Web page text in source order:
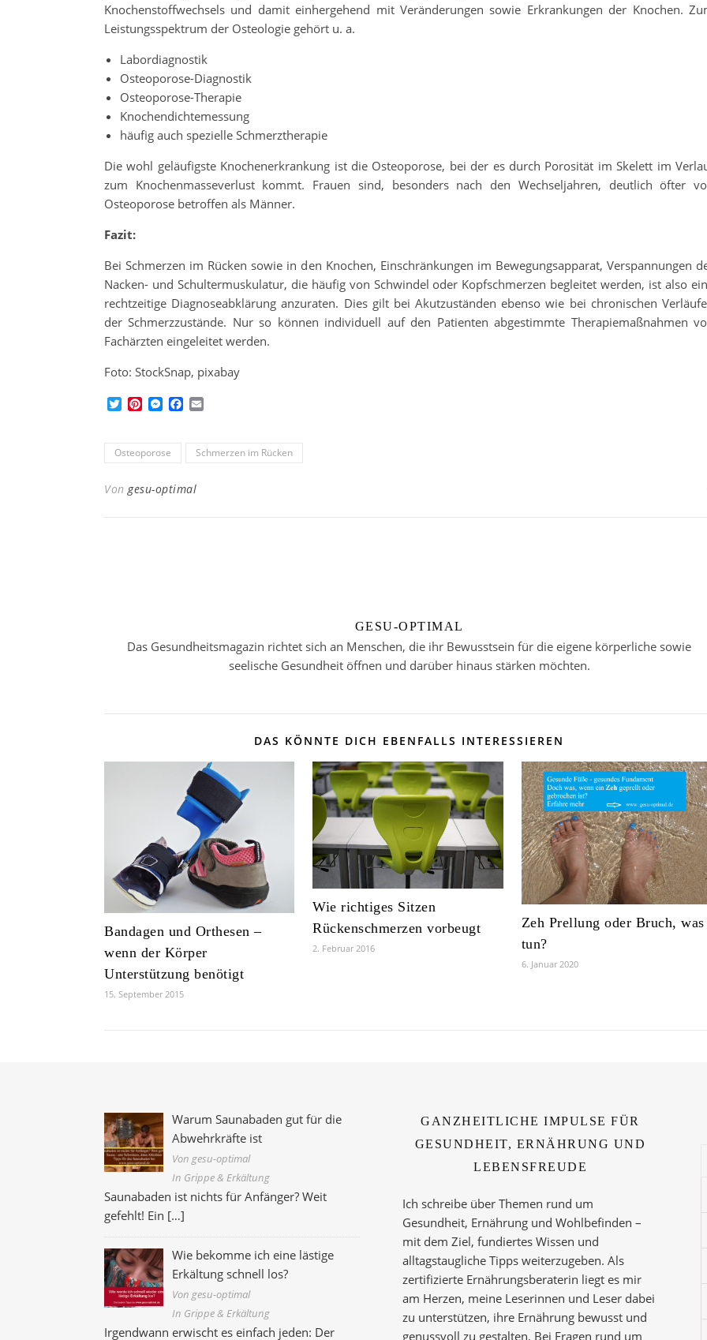
Knochenstoffwechsels und damit einhergehend mit Veränderungen sowie Erkrankungen der Knochen.
Leistungsspektrum der Osteologie gehört u. a.
Labordiagnostik
Osteoporose-Diagnostik
Osteoporose-Therapie
Knochendichtemessung
häufig auch spezielle Schmerztherapie
Die wohl geläufigste Knochenerkrankung ist die Osteoporose, bei der es durch Porosität im Skelett im
zum Knochenmasseverlust kommt. Frauen sind, besonders nach den Wechseljahren, deutlich öfter
Osteoporose betroffen als Männer.
Fazit:
Bei Schmerzen im Rücken sowie in den Knochen, Einschränkungen im Bewegungsapparat, Verspannungen
Nacken- und Schultermuskulatur, die häufig von Schwindel oder Kopfschmerzen begleitet werden, ist also
rechtzeitige Diagnoseabklärung anzuraten. Dies gilt bei Akutzuständen ebenso wie bei chronischen
der Schmerzzustände. Nur so können individuell auf den Patienten abgestimmte Therapiemaßnahmen
Fachärzten eingeleitet werden.
Foto: StockSnap, pixabay
TwitterPinterest
Messenger
Facebook
Osteoporose Schmerzen im Rücken
Von gesu-optimal
GESU-OPTIMAL
Das Gesundheitsmagazin richtet sich an Menschen, die ihr Bewusstsein für die eigene körperliche sowie
seelische Gesundheit öffnen und darüber hinaus stärken möchten.
DAS KÖNNTE DICH EBENFALLS INTERESSIEREN
Bandagen und Orthesen –
wenn der Körper
Unterstützung benötigt
15. September 2015
Wie richtiges Sitzen
Rückenschmerzen vorbeugt
2. Februar 2016
Zeh Prellung oder Bruch, was
tun?
6. Januar 2020
Warum Saunabaden gut für die
Abwehrkräfte ist
Von gesu-optimal
In Grippe & Erkältung
Saunabaden ist nichts für Anfänger? Weit
gefehlt! Ein […]
Wie bekomme ich eine lästige
Erkältung schnell los?
Von gesu-optimal
In Grippe & Erkältung
Irgendwann erwischt es einfach jeden: Der
GANZHEITLICHE IMPULSE FÜR
GESUNDHEIT, ERNÄHRUNG UND
LEBENSFREUDE
Ich schreibe über Themen rund um
Gesundheit, Ernährung und Wohlbefinden –
mit dem Ziel, fundiertes Wissen und
alltagstaugliche Tipps weiterzugeben. Als
zertifizierte Ernährungsberaterin liegt es mir
am Herzen, meine Leserinnen und Leser dabei
zu unterstützen, ihre Ernährung bewusst und
genussvoll zu gestalten. Bei Fragen rund um